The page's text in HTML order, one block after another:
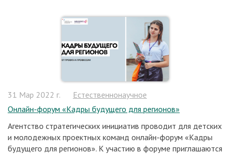
31 Мар 2022 г.
Естественнонаучное
Онлайн-форум «Кадры будущего для регионов»
Агентство стратегических инициатив проводит для детских
и молодежных проектных команд онлайн-форум «Кадры
будущего для регионов». К участию в форуме приглашаются